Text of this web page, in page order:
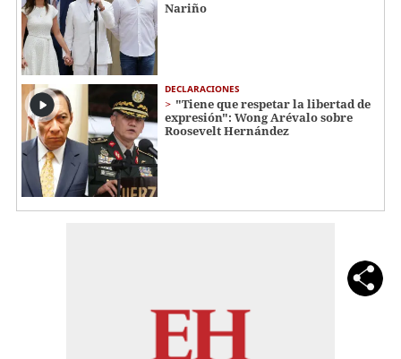
Nariño
DECLARACIONES
"Tiene que respetar la libertad de
expresión": Wong Arévalo sobre
Roosevelt Hernández